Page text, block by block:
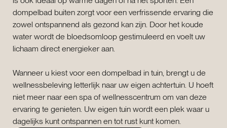
dompelbad buiten zorgt voor een verfrissende ervaring die
zowel ontspannend als gezond kan zijn. Door het koude
water wordt de bloedsomloop gestimuleerd en voelt uw
lichaam direct energieker aan.
Wanneer u kiest voor een dompelbad in tuin, brengt u de
wellnessbeleving letterlijk naar uw eigen achtertuin. U hoeft
niet meer naar een spa of wellnesscentrum om van deze
ervaring te genieten. Uw eigen tuin wordt een plek waar u
dagelijks kunt ontspannen en tot rust kunt komen.